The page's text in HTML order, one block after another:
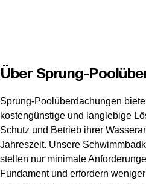
Über Sprung-
Sprung-Poolüberdachungen
kostengünstige und langlebige
Schutz und Betrieb ihrer
Jahreszeit. Unsere
stellen nur minimale
Fundament und erfordern